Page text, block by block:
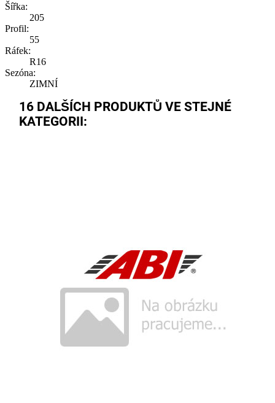
Šířka:
205
Profil:
55
Ráfek:
R16
Sezóna:
ZIMNÍ
16 DALŠÍCH PRODUKTŮ VE STEJNÉ
KATEGORII: